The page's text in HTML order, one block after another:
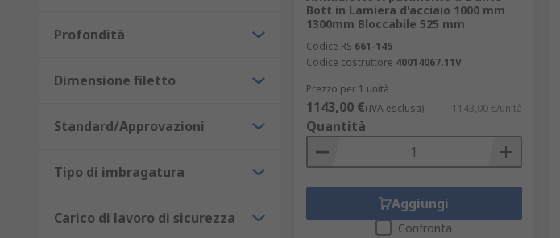
Profondità
Dimensione filetto
Standard/Approvazioni
Tipo di imbragatura
Carico di lavoro di sicurezza
Bott in Lamiera d'acciaio 1000 mm
1300mm Bloccabile 525 mm
Codice RS 661-145
Codice costruttore 40014067.11V
Prezzo per 1 unità
1143,00 €(IVA esclusa) 1143,00 €/unità
Quantità
Aggiungi
Confronta